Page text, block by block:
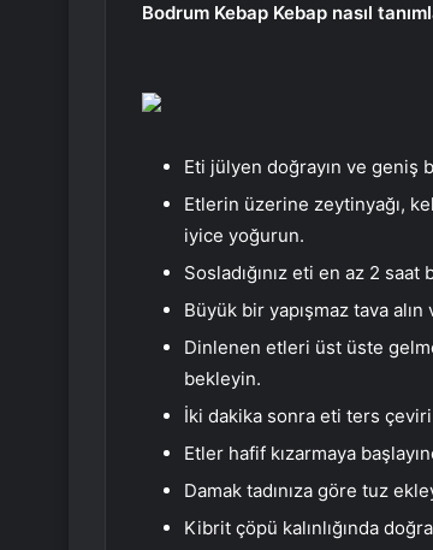
Bodrum Kebap Kebap nasıl
Eti jülyen doğrayın ve geniş
Etlerin üzerine zeytinyağı,
iyice yoğurun.
Sosladığınız eti en az 2
Büyük bir yapışmaz tava alın
Dinlenen etleri üst üste
bekleyin.
İki dakika sonra eti ters
Etler hafif kızarmaya
Damak tadınıza göre tuz
Kibrit çöpü kalınlığında